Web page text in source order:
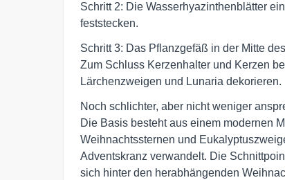
Schritt 2: Die Wasserhyazinthenblätter
feststecken.
Schritt 3: Das Pflanzgefäß in der Mitte
Zum Schluss Kerzenhalter und Kerzen
Lärchenzweigen und Lunaria dekorieren.
Noch schlichter, aber nicht weniger
Die Basis besteht aus einem modernen
Weihnachtssternen und
Adventskranz verwandelt. Die
sich hinter den herabhängenden